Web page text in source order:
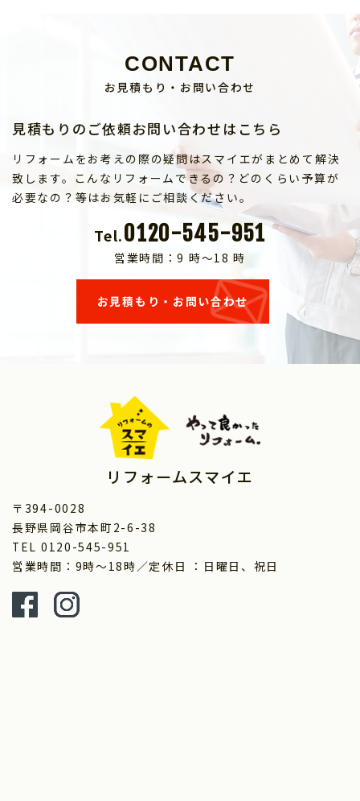
CONTACT
お見積もり・お問い合わせ
見積もりのご依頼お問い合わせはこちら
リフォームをお考えの際の疑問はスマイエがまとめて解決
致します。こんなリフォームできるの？どのくらい予算が
必要なの？等はお気軽にご相談ください。
Tel.0120-545-951
営業時間：9 時～18 時
お見積もり・お問い合わせ
リフォームスマイエ
〒394-0028
長野県岡谷市本町2-6-38
TEL 0120-545-951
営業時間：9時～18時／定休日 ：日曜日、祝日